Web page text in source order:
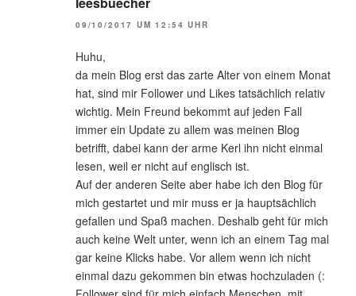
09/10/2017 UM 12:54 UHR
Huhu,
da mein Blog erst das zarte Alter von einem Monat
hat, sind mir Follower und Likes tatsächlich relativ
wichtig. Mein Freund bekommt auf jeden Fall
immer ein Update zu allem was meinen Blog
betrifft, dabei kann der arme Kerl ihn nicht einmal
lesen, weil er nicht auf englisch ist.
Auf der anderen Seite aber habe ich den Blog für
mich gestartet und mir muss er ja hauptsächlich
gefallen und Spaß machen. Deshalb geht für mich
auch keine Welt unter, wenn ich an einem Tag mal
gar keine Klicks habe. Vor allem wenn ich nicht
einmal dazu gekommen bin etwas hochzuladen (: